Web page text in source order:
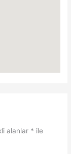
alanlar * ile